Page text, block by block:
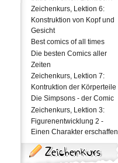
Zeichenkurs, Lektion 6:
Konstruktion von Kopf und
Gesicht
Best comics of all times
Die besten Comics aller
Zeiten
Zeichenkurs, Lektion 7:
Kontruktion der Körperteile
Die Simpsons - der Comic
Zeichenkurs, Lektion 3:
Figurenentwicklung 2 -
Einen Charakter erschaffen